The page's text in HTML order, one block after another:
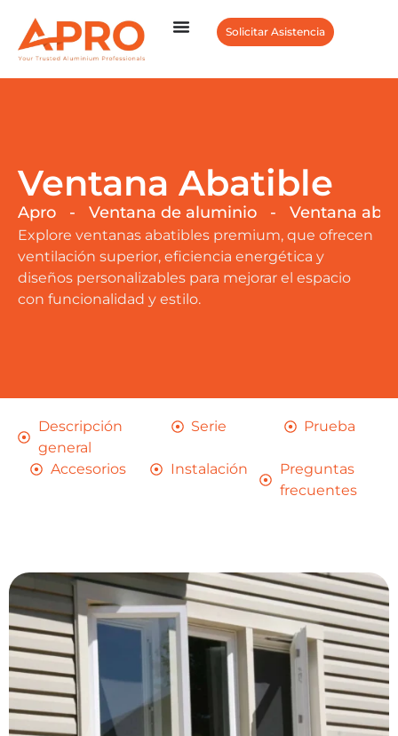
Solicitar Asistencia
Ventana Abatible
Apro - Ventana de aluminio - Ventana
Explore ventanas abatibles premium, que ofrecen
ventilación superior, eficiencia energética y
diseños personalizables para mejorar el espacio
con funcionalidad y estilo.
Descripción
general
Serie Prueba
Accesorios Instalación
Preguntas
frecuentes